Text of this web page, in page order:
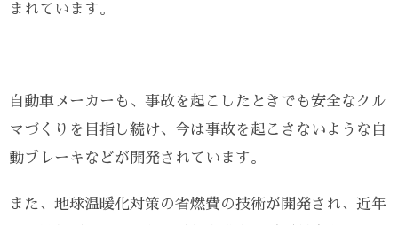
まれています。
自動車メーカーも、事故を起こしたときでも安全なクル
マづくりを目指し続け、今は事故を起こさないような自
動ブレーキなどが開発されています。
また、地球温暖化対策の省燃費の技術が開発され、近年